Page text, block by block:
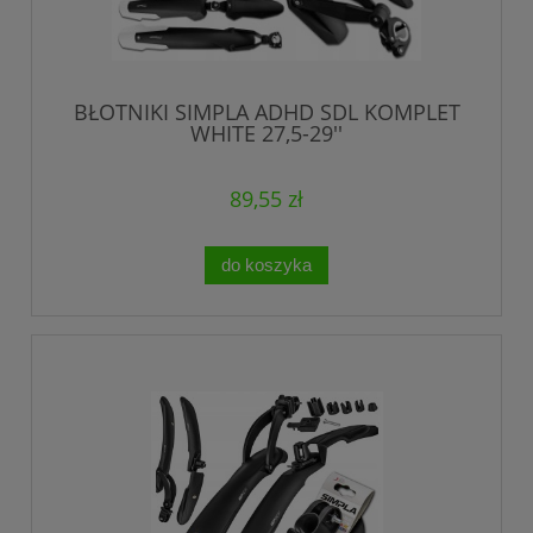
BŁOTNIKI SIMPLA ADHD SDL KOMPLET
WHITE 27,5-29''
89,55 zł
do koszyka